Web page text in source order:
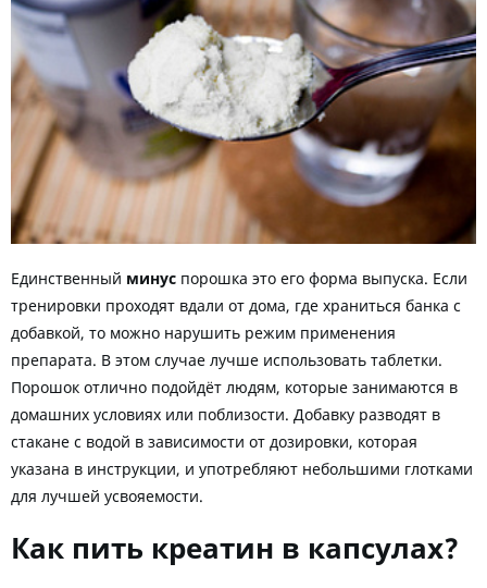
Единственный минус порошка это его форма выпуска. Если
тренировки проходят вдали от дома, где храниться банка с
добавкой, то можно нарушить режим применения
препарата. В этом случае лучше использовать таблетки.
Порошок отлично подойдёт людям, которые занимаются в
домашних условиях или поблизости. Добавку разводят в
стакане с водой в зависимости от дозировки, которая
указана в инструкции, и употребляют небольшими глотками
для лучшей усвояемости.
Как пить креатин в капсулах?